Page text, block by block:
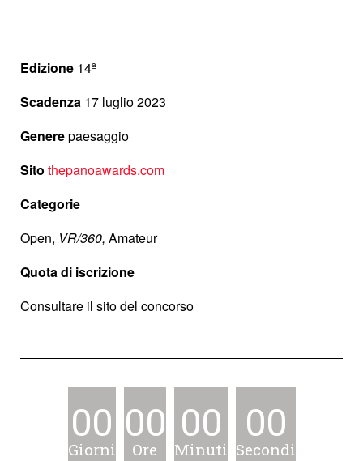
Edizione 14ª
Scadenza 17 luglio 2023
Generepaesaggio
Sito thepanoawards.com
Categorie
Open, VR/360, Amateur
Quota di iscrizione
Consultare il sito del concorso
00
Giorni
00
Ore
00
Minuti
00
Secondi